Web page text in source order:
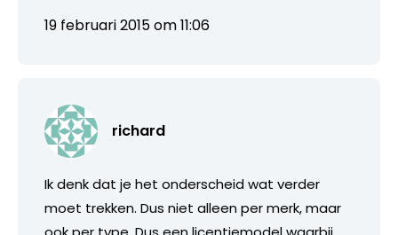
19 februari 2015 om 11:06
richard
Ik denk dat je het onderscheid wat verder
moet trekken. Dus niet alleen per merk, maar